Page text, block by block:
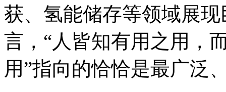
获、氢能储存等领域展
言，“人皆知有用之用，
用”指向的恰恰是最广泛